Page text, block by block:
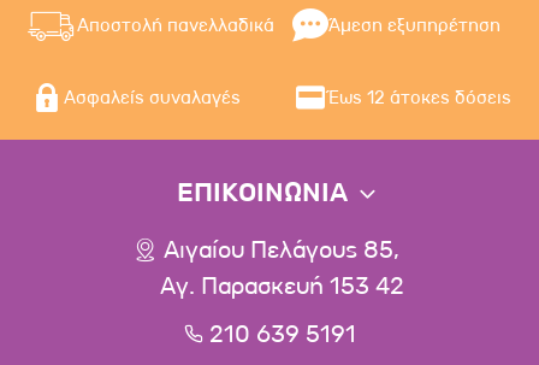
Αποστολή πανελλαδικά Άμεση εξυπηρέτηση
Ασφαλείς συναλαγές Έως 12 άτοκες δόσεις
ΕΠΙΚΟΙΝΩΝΙΑ
Αιγαίου Πελάγους 85,
Αγ. Παρασκευή 153 42
210 639 5191